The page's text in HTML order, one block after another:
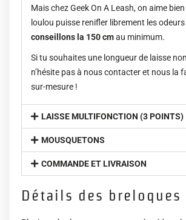
Mais chez Geek On A Leash, on aime
loulou puisse renifler librement les
conseillons la 150 cmau minimum.
Si tu souhaites une longueur de laisse
n’hésite pas à nous contacter et nous la
sur-mesure !
LAISSE MULTIFONCTION (3 POINTS)
MOUSQUETONS
COMMANDE ET LIVRAISON
Détails des breloques